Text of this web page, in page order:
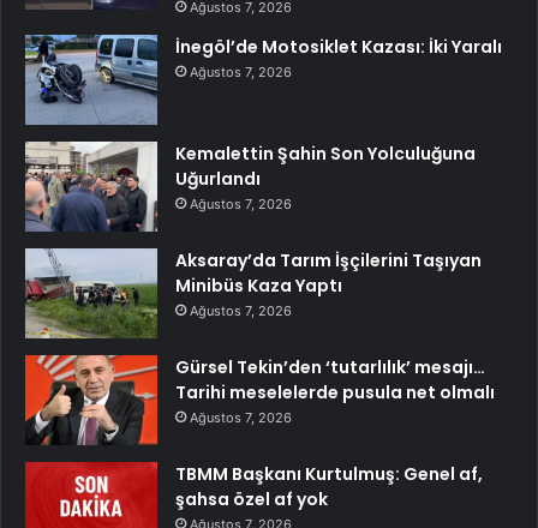
Ağustos 7, 2026
İnegöl’de Motosiklet Kazası: İki Yaralı
Ağustos 7, 2026
Kemalettin Şahin Son Yolculuğuna
Uğurlandı
Ağustos 7, 2026
Aksaray’da Tarım İşçilerini Taşıyan
Minibüs Kaza Yaptı
Ağustos 7, 2026
Gürsel Tekin’den ‘tutarlılık’ mesajı…
Tarihi meselelerde pusula net olmalı
Ağustos 7, 2026
TBMM Başkanı Kurtulmuş: Genel af,
şahsa özel af yok
Ağustos 7, 2026